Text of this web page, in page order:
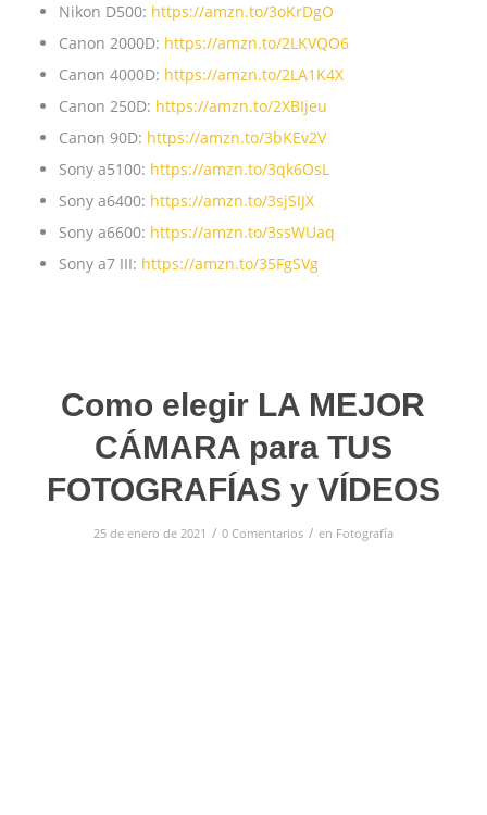
Nikon D500: https://amzn.to/3oKrDgO
Canon 2000D: https://amzn.to/2LKVQO6
Canon 4000D: https://amzn.to/2LA1K4X
Canon 250D: https://amzn.to/2XBIjeu
Canon 90D: https://amzn.to/3bKEv2V
Sony a5100: https://amzn.to/3qk6OsL
Sony a6400: https://amzn.to/3sjSIJX
Sony a6600: https://amzn.to/3ssWUaq
Sony a7 III: https://amzn.to/35FgSVg
Como elegir LA MEJOR
CÁMARA para TUS
FOTOGRAFÍAS y VÍDEOS
25 de enero de 2021 / 0 Comentarios / en Fotografía